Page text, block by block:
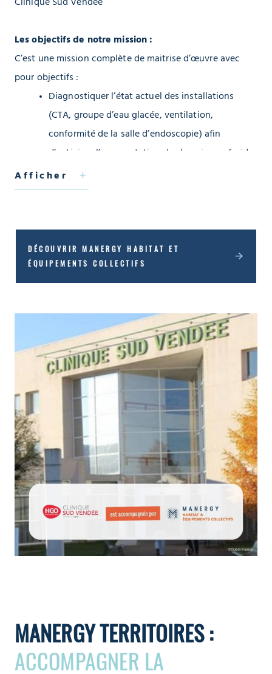
Les objectifs de notre mission :
C’est une mission complète de maitrise d’œuvre avec
pour objectifs :
Diagnostiquer l’état actuel des installations
(CTA, groupe d’eau glacée, ventilation,
conformité de la salle d’endoscopie) afin
d’anticiper l’augmentation des besoins en froid
et la transition vers ISO 5
Dimensionner et proposer différents scénarios de
des équipements
Étudier l’implantation d’un système de
récupération d’énergie sur le groupe d’eau glacée
en lien avec les besoins de chaleur
Enjeux pendant les travaux sur site :
Assurer la continuité de fonctionnement des autres
blocs opératoires de la clinique, assurer la sécurité des
usagers de la clinique, limiter le temps de fermeture des
blocs opératoires concernés par les travaux.
En chiffres :
2 : nombre de blocs opératoires transformés
2 : nombre de CTA remplacés
remplacé
3 m x 2,5 m : dimensions des plafonds soufflants
Afficher
DÉCOUVRIR MANERGY HABITAT ET
ÉQUIPEMENTS COLLECTIFS
MANERGY TERRITOIRES :
ACCOMPAGNER LA